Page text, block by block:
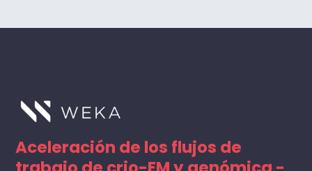
Aceleración de los flujos de